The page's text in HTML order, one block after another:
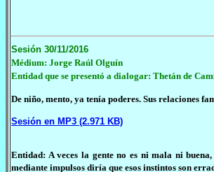
Sesión 30/11/2016
Médium: Jorge Raúl Olguín
Entidad que se presentó a dialogar: Thetán de
De niño, mento, ya tenía poderes. Sus relaciones
Sesión en MP3 (2.971 KB)
Entidad: A veces la gente no es ni mala ni
mediante impulsos diría que esos instintos son